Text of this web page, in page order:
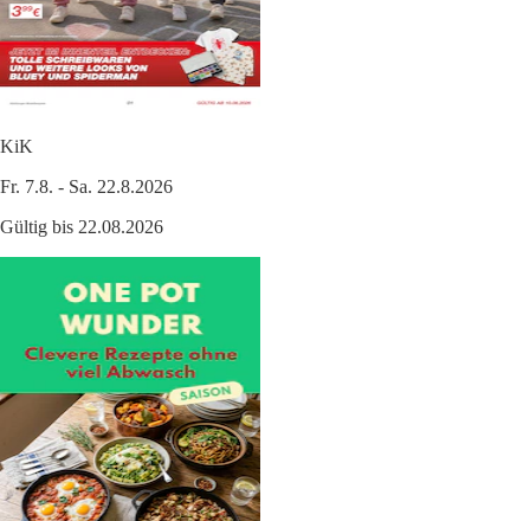
KiK
Fr. 7.8. - Sa. 22.8.2026
Gültig bis 22.08.2026